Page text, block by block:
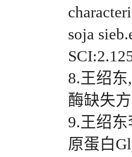
soja
8.王绍
酶缺失
9.王绍
原蛋白